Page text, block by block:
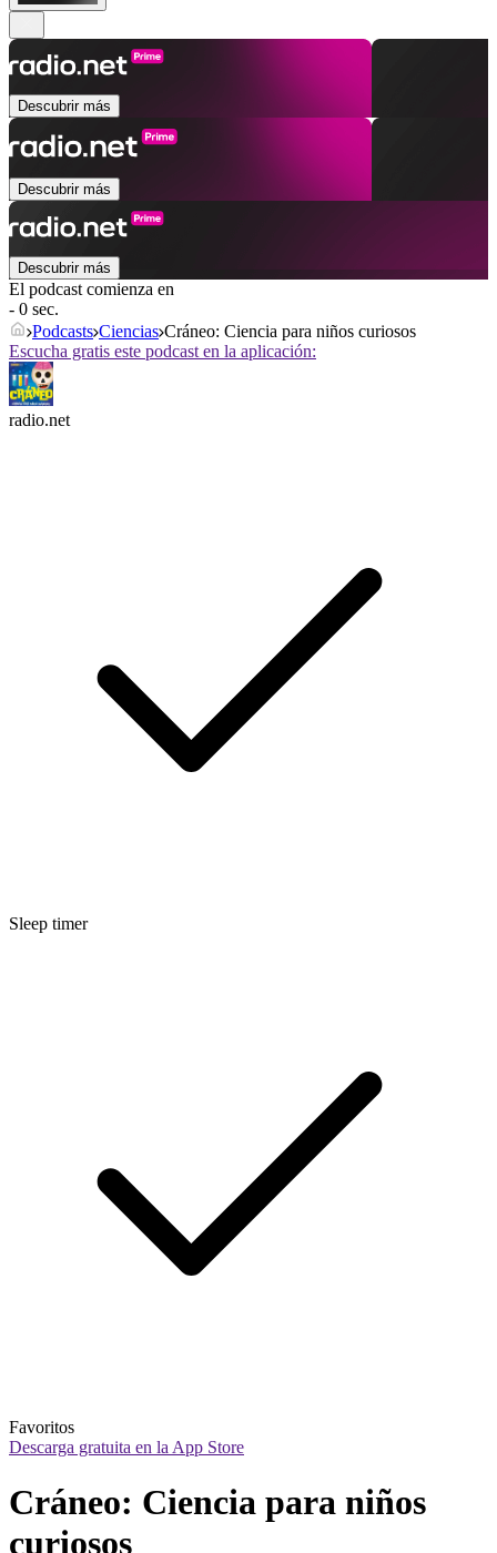
Descubrir más
Descubrir más
Descubrir más
El podcast comienza en
- 0 sec.
Podcasts Ciencias Cráneo: Ciencia para niños curiosos
Escucha gratis este podcast en la aplicación:
radio.net
Sleep timer
Favoritos
Descarga gratuita en la App Store
Cráneo: Ciencia para niños
curiosos